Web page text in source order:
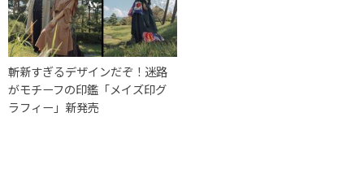
斬新すぎるデザインだぞ！迷路
がモチーフの印鑑「メイズ印グ
ラフィー」新発売